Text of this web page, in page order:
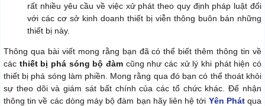
rất nhiều yêu cầu về việc xử phát theo quy định pháp luật đối
với các cơ sở kinh doanh thiết bị viễn thông buôn bán những
thiết bị này.
Thông qua bài viết mong rằng bạn đã có thể biết thêm thông tin về
các thiết bị phá sóng bộ đàm cũng như các xử lý khi phát hiện có
thiết bị phá sóng làm phiền. Mong rằng qua đó bạn có thể thoát khỏi
sự theo dõi và giám sát bất chính của các tổ chức khác. Để nhận
thông tin về các dòng máy bộ đàm bạn hãy liên hệ tới Yên Phátqua